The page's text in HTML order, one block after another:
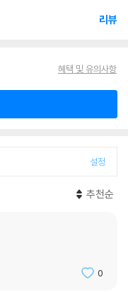
리뷰
혜택 및 유의사항
설정
추천순
0